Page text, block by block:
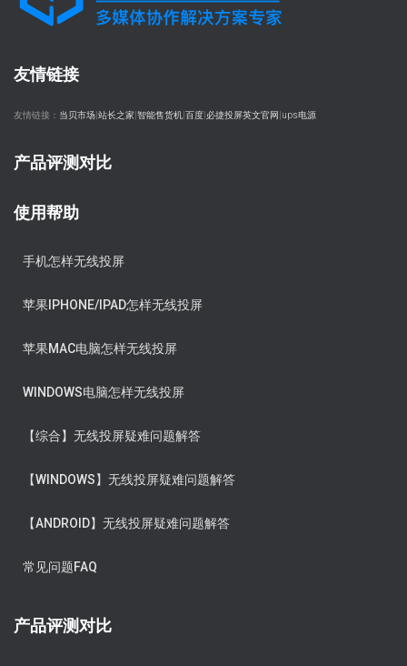
友情链接
友情链接： 当贝市场 站长之家 智能售货机 百度 必捷投屏英文官网 ups电源
产品评测对比
使用帮助
手机怎样无线投屏
苹果IPHONE/IPAD怎样无线投屏
苹果MAC电脑怎样无线投屏
WINDOWS电脑怎样无线投屏
【综合】无线投屏疑难问题解答
【WINDOWS】无线投屏疑难问题解答
【ANDROID】无线投屏疑难问题解答
常见问题FAQ
产品评测对比